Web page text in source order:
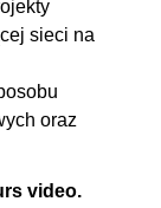
00:08:35
sieci na
oraz
video.